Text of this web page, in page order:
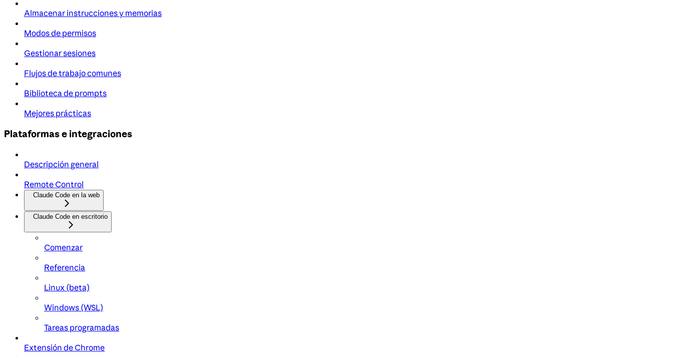
Almacenar instrucciones y memorias
Modos de permisos
Gestionar sesiones
Flujos de trabajo comunes
Biblioteca de prompts
Mejores prácticas
Plataformas e integraciones
Descripción general
Remote Control
Claude Code en la web
Claude Code en escritorio
Comenzar
Referencia
Linux (beta)
Windows (WSL)
Tareas programadas
Extensión de Chrome